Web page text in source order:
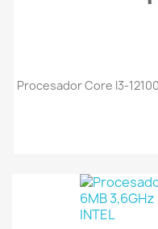
Procesador Core I3-